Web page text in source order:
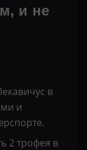
и не
в
и
2 трофея в